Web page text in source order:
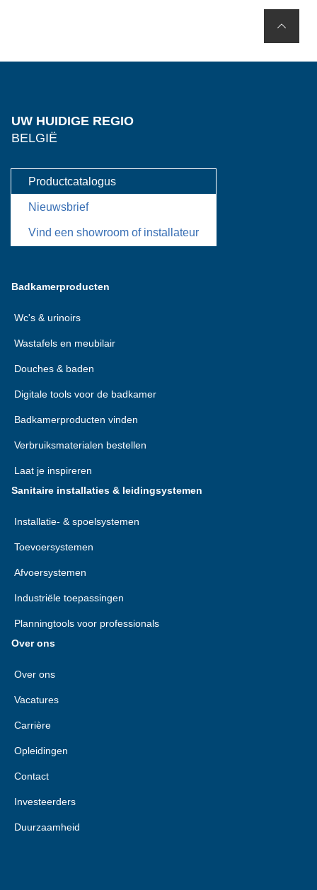
UW HUIDIGE REGIO
BELGIË
Productcatalogus
Nieuwsbrief
Vind een showroom of installateur
Badkamerproducten
Wc's & urinoirs
Wastafels en meubilair
Douches & baden
Digitale tools voor de badkamer
Badkamerproducten vinden
Verbruiksmaterialen bestellen
Laat je inspireren
Sanitaire installaties & leidingsystemen
Installatie- & spoelsystemen
Toevoersystemen
Afvoersystemen
Industriële toepassingen
Planningtools voor professionals
Over ons
Over ons
Vacatures
Carrière
Opleidingen
Contact
Investeerders
Duurzaamheid